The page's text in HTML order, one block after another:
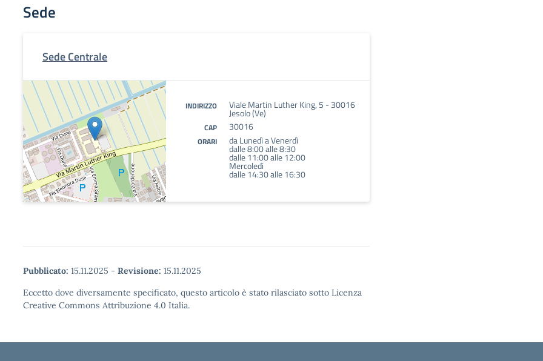
Sede
Sede Centrale
INDIRIZZO Viale Martin Luther King, 5 - 30016
Jesolo (Ve)
CAP 30016
ORARI da Lunedì a Venerdì
dalle 8:00 alle 8:30
dalle 11:00 alle 12:00
Mercoledì
dalle 14:30 alle 16:30
Pubblicato: 15.11.2025 - Revisione: 15.11.2025
Eccetto dove diversamente specificato, questo articolo è stato rilasciato sotto Licenza
Creative Commons Attribuzione 4.0 Italia.